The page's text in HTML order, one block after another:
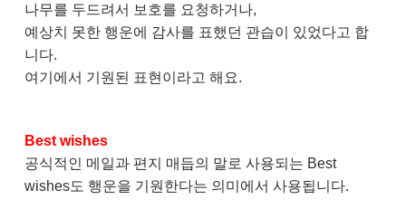
나무를 두드려서 보호를 요청하거나,
예상치 못한 행운에 감사를 표했던 관습이 있었다고 합
니다.
여기에서 기원된 표현이라고 해요.
Best wishes
공식적인 메일과 편지 매듭의 말로 사용되는 Best
wishes도 행운을 기원한다는 의미에서 사용됩니다.